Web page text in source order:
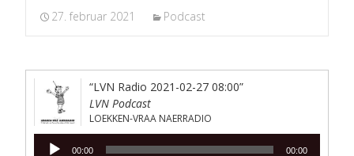
27. februar 2021 Podcast
“LVN Radio 2021-02-27 08:00”
LVN Podcast
LOEKKEN-VRAA NAERRADIO
Lydafspiller
00:00 00:00